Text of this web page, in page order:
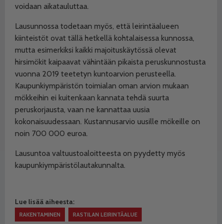
voidaan aikatauluttaa.
Lausunnossa todetaan myös, että leirintäalueen
kiinteistöt ovat tällä hetkellä kohtalaisessa kunnossa,
mutta esimerkiksi kaikki majoituskäytössä olevat
hirsimökit kaipaavat vähintään pikaista peruskunnostusta
vuonna 2019 teetetyn kuntoarvion perusteella.
Kaupunkiympäristön toimialan oman arvion mukaan
mökkeihin ei kuitenkaan kannata tehdä suurta
peruskorjausta, vaan ne kannattaa uusia
kokonaisuudessaan. Kustannusarvio uusille mökeille on
noin 700 000 euroa.
Lausuntoa valtuustoaloitteesta on pyydetty myös
kaupunkiympäristölautakunnalta.
Lue lisää aiheesta:
RAKENTAMINEN RASTILAN LEIRINTÄALUE